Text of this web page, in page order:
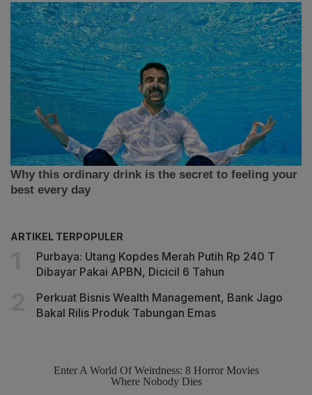
ARTIKEL TERPOPULER
Purbaya: Utang Kopdes Merah Putih Rp 240 T
Dibayar Pakai APBN, Dicicil 6 Tahun
Perkuat Bisnis Wealth Management, Bank Jago
Bakal Rilis Produk Tabungan Emas